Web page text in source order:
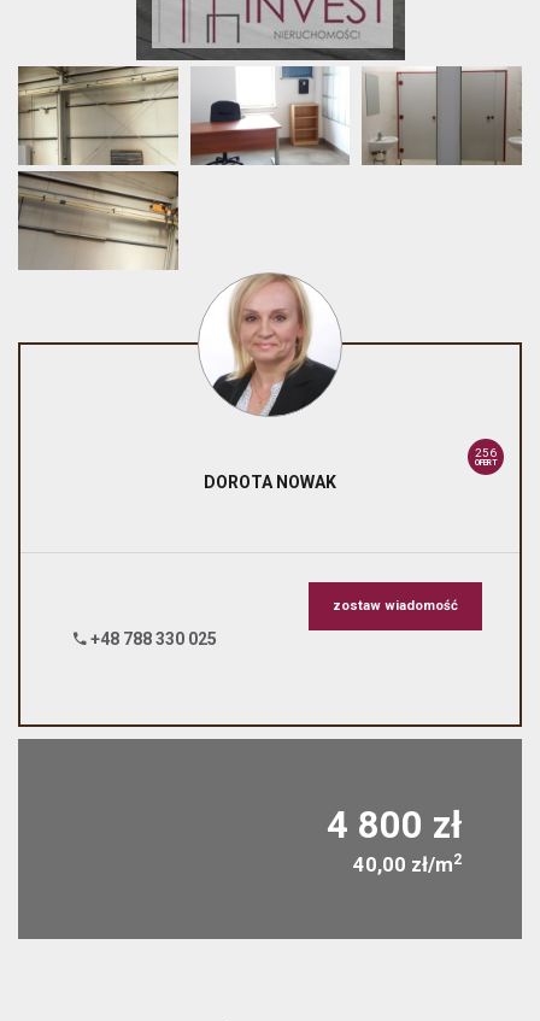
256
OFERT
DOROTA NOWAK
+48 788 330 025
zostaw wiadomość
4 800 zł
40,00 zł/m2